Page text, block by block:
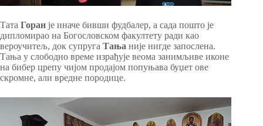
Тата Горан је иначе бивши фудбалер, а сада пошто је
дипломирао на Богословском факултету ради као
вероучитељ, док супруга Тања није нигде запослена.
Тања у слободно време израђује веома занимљиве иконе
на бибер црепу чијом продајом попуњава буџет ове
скромне, али вредне породице.